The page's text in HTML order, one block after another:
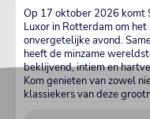
Op 17 oktober 2026 komt
Luxor in Rotterdam om
onvergetelijke avond.
heeft de minzame
beklijvend, intiem en
Kom genieten van zowel
klassiekers van deze